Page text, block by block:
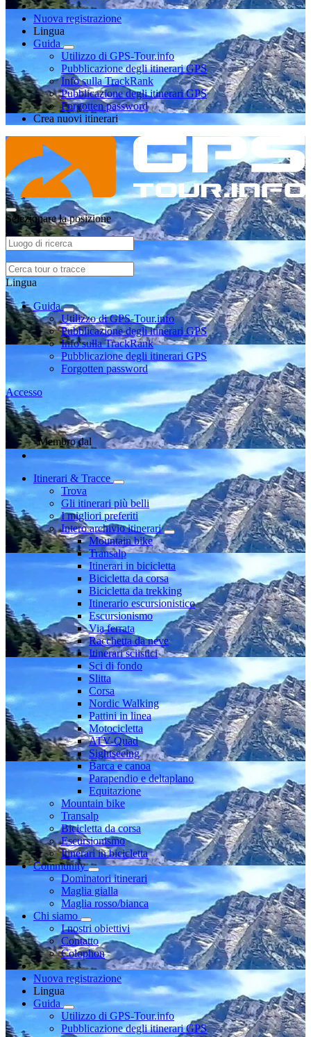
Nuova registrazione
Lingua
Guida
Utilizzo di GPS-Tour.info
Pubblicazione degli itinerari GPS
Info sulla TrackRank
Pubblicazione degli itinerari GPS
Forgotten password
Crea nuovi itinerari
Selezionare la posizione
Lingua
Guida
Utilizzo di GPS-Tour.info
Pubblicazione degli itinerari GPS
Info sulla TrackRank
Pubblicazione degli itinerari GPS
Forgotten password
Accesso
Membro dal
Itinerari & Tracce
Trova
Gli itinerari più belli
I migliori preferiti
Intero archivio itinerari
Mountain bike
Transalp
Itinerari in bicicletta
Bicicletta da corsa
Bicicletta da trekking
Itinerario escursionistico
Escursionismo
Via ferrata
Racchetta da neve
Itinerari sciistici
Sci di fondo
Slitta
Corsa
Nordic Walking
Pattini in linea
Motocicletta
ATV-Quad
Sightseeing
Barca e canoa
Parapendio e deltaplano
Equitazione
Mountain bike
Transalp
Bicicletta da corsa
Escursionismo
Itinerari in bicicletta
Community
Dominatori itinerari
Maglia gialla
Maglia rosso/bianca
Chi siamo
I nostri obiettivi
Contatto
Colophon
Nuova registrazione
Lingua
Guida
Utilizzo di GPS-Tour.info
Pubblicazione degli itinerari GPS